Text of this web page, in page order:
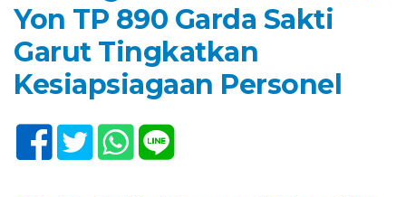
Yon TP 890 Garda Sakti
Garut Tingkatkan
Kesiapsiagaan Personel